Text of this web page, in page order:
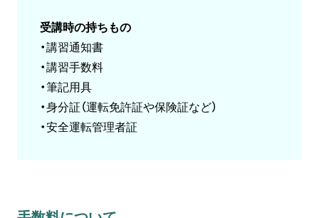
受講時の持ちもの
・講習通知書
・講習手数料
・筆記用具
・身分証（運転免許証や保険証など）
・安全運転管理者証